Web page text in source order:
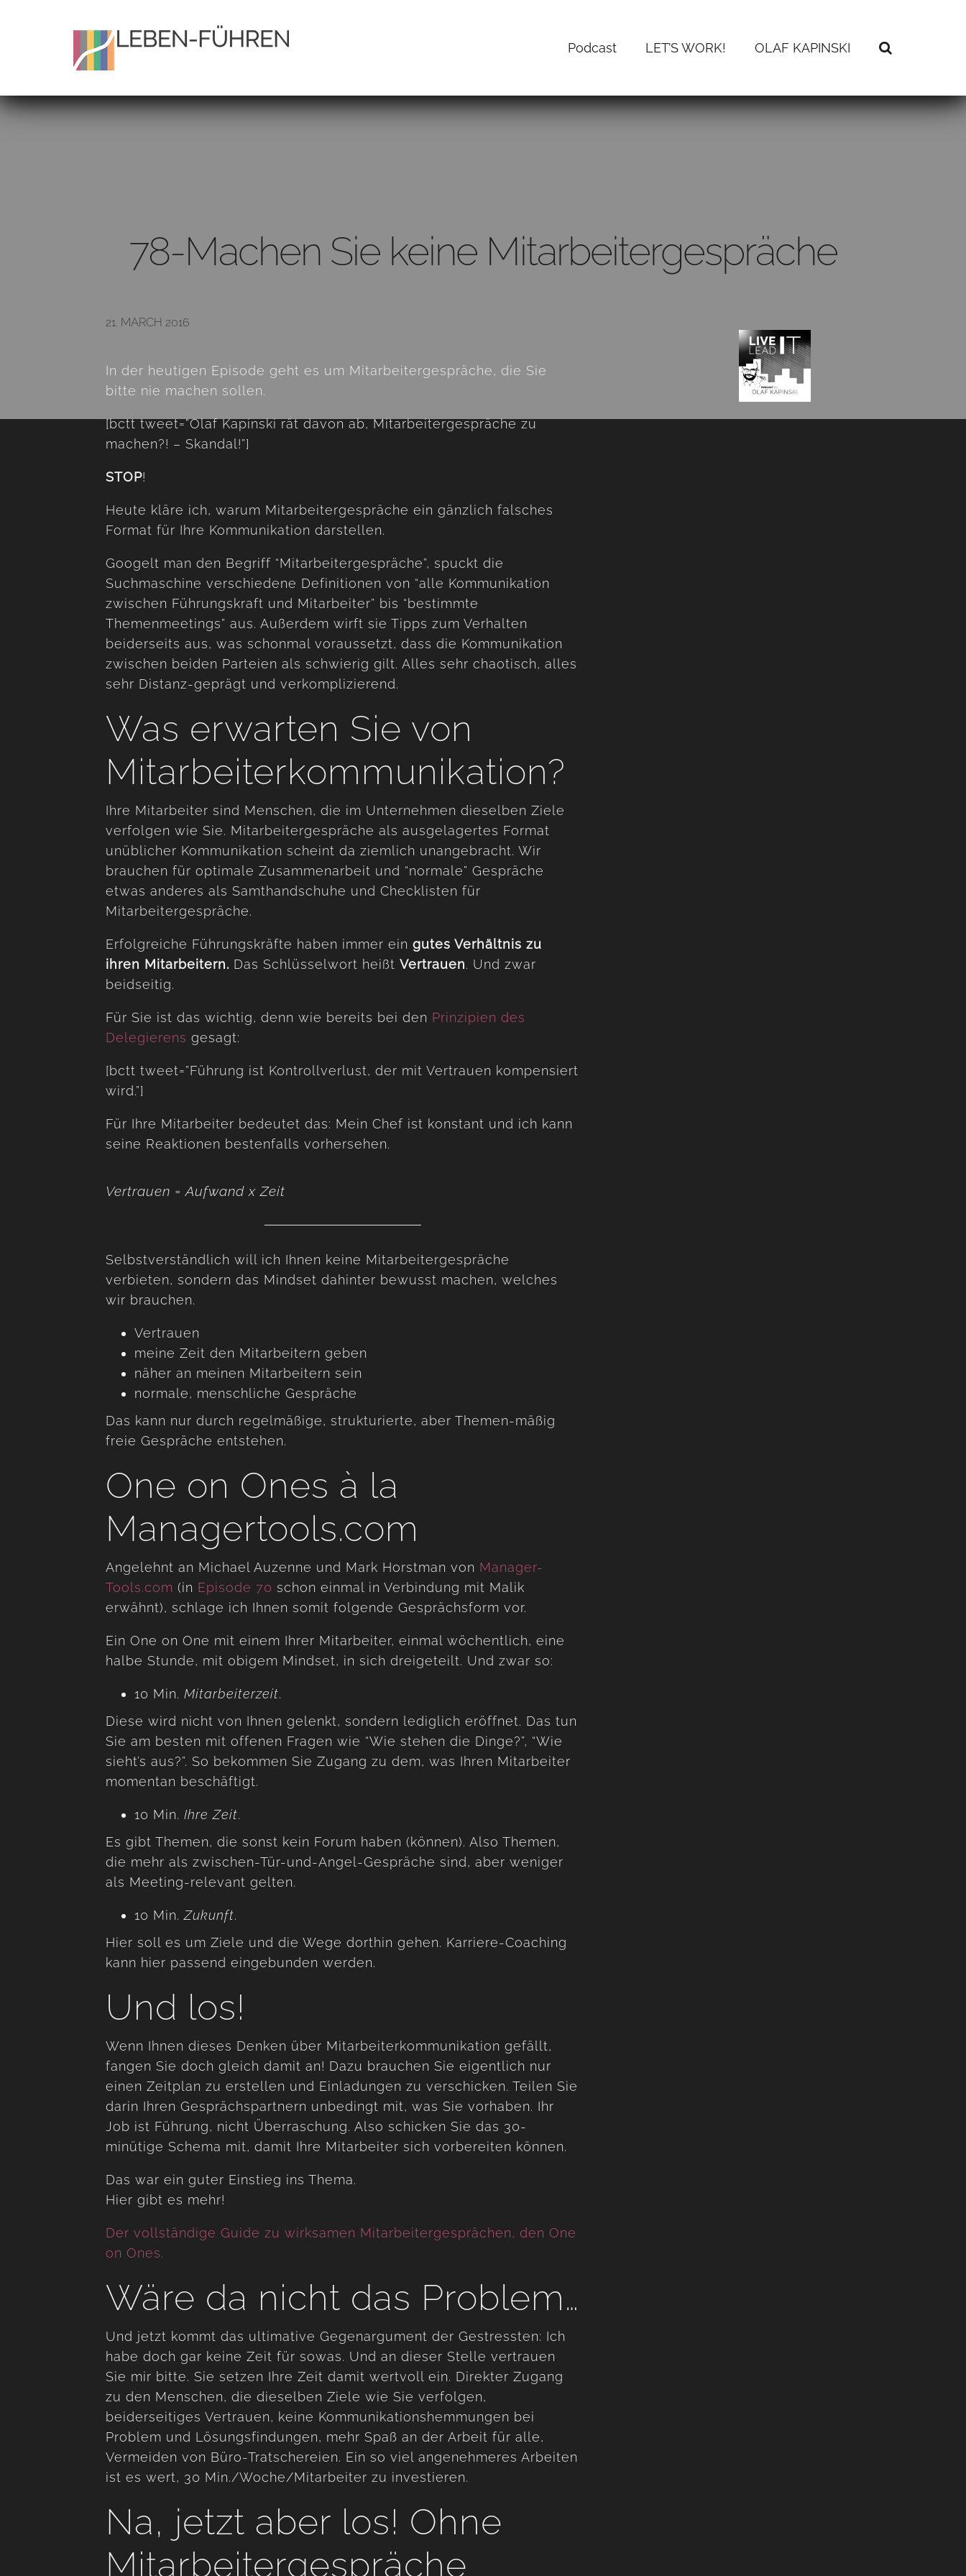
Podcast LET’S WORK! OLAF KAPINSKI
78-Machen Sie keine Mitarbeitergespräche
21. MARCH 2016
In der heutigen Episode geht es um Mitarbeitergespräche, die Sie
bitte nie machen sollen.
[bctt tweet=”Olaf Kapinski rät davon ab, Mitarbeitergespräche zu
machen?! – Skandal!”]
STOP!
Heute kläre ich, warum Mitarbeitergespräche ein gänzlich falsches
Format für Ihre Kommunikation darstellen.
Googelt man den Begriff “Mitarbeitergespräche”, spuckt die
Suchmaschine verschiedene Definitionen von “alle Kommunikation
zwischen Führungskraft und Mitarbeiter” bis “bestimmte
Themenmeetings” aus. Außerdem wirft sie Tipps zum Verhalten
beiderseits aus, was schonmal voraussetzt, dass die Kommunikation
zwischen beiden Parteien als schwierig gilt. Alles sehr chaotisch, alles
sehr Distanz-geprägt und verkomplizierend.
Was erwarten Sie von
Mitarbeiterkommunikation?
Ihre Mitarbeiter sind Menschen, die im Unternehmen dieselben Ziele
verfolgen wie Sie. Mitarbeitergespräche als ausgelagertes Format
unüblicher Kommunikation scheint da ziemlich unangebracht. Wir
brauchen für optimale Zusammenarbeit und “normale” Gespräche
etwas anderes als Samthandschuhe und Checklisten für
Mitarbeitergespräche.
Erfolgreiche Führungskräfte haben immer ein gutes Verhältnis zu
ihren Mitarbeitern. Das Schlüsselwort heißt Vertrauen. Und zwar
beidseitig.
Für Sie ist das wichtig, denn wie bereits bei den Prinzipien des
Delegierens gesagt:
[bctt tweet=”Führung ist Kontrollverlust, der mit Vertrauen kompensiert
wird.”]
Für Ihre Mitarbeiter bedeutet das: Mein Chef ist konstant und ich kann
seine Reaktionen bestenfalls vorhersehen.
Vertrauen = Aufwand x Zeit
Selbstverständlich will ich Ihnen keine Mitarbeitergespräche
verbieten, sondern das Mindset dahinter bewusst machen, welches
wir brauchen.
Vertrauen
meine Zeit den Mitarbeitern geben
näher an meinen Mitarbeitern sein
normale, menschliche Gespräche
Das kann nur durch regelmäßige, strukturierte, aber Themen-mäßig
freie Gespräche entstehen.
One on Ones à la
Managertools.com
Angelehnt an Michael Auzenne und Mark Horstman von Manager-
Tools.com (in Episode 70 schon einmal in Verbindung mit Malik
erwähnt), schlage ich Ihnen somit folgende Gesprächsform vor.
Ein One on One mit einem Ihrer Mitarbeiter, einmal wöchentlich, eine
halbe Stunde, mit obigem Mindset, in sich dreigeteilt. Und zwar so:
10 Min. Mitarbeiterzeit.
Diese wird nicht von Ihnen gelenkt, sondern lediglich eröffnet. Das tun
Sie am besten mit offenen Fragen wie “Wie stehen die Dinge?”, “Wie
sieht’s aus?”. So bekommen Sie Zugang zu dem, was Ihren Mitarbeiter
momentan beschäftigt.
10 Min. Ihre Zeit.
Es gibt Themen, die sonst kein Forum haben (können). Also Themen,
die mehr als zwischen-Tür-und-Angel-Gespräche sind, aber weniger
als Meeting-relevant gelten.
10 Min. Zukunft.
Hier soll es um Ziele und die Wege dorthin gehen. Karriere-Coaching
kann hier passend eingebunden werden.
Und los!
Wenn Ihnen dieses Denken über Mitarbeiterkommunikation gefällt,
fangen Sie doch gleich damit an! Dazu brauchen Sie eigentlich nur
einen Zeitplan zu erstellen und Einladungen zu verschicken. Teilen Sie
darin Ihren Gesprächspartnern unbedingt mit, was Sie vorhaben. Ihr
Job ist Führung, nicht Überraschung. Also schicken Sie das 30-
minütige Schema mit, damit Ihre Mitarbeiter sich vorbereiten können.
Das war ein guter Einstieg ins Thema.
Hier gibt es mehr!
Der vollständige Guide zu wirksamen Mitarbeitergesprächen, den One
on Ones.
Wäre da nicht das Problem…
Und jetzt kommt das ultimative Gegenargument der Gestressten: Ich
habe doch gar keine Zeit für sowas. Und an dieser Stelle vertrauen
Sie mir bitte. Sie setzen Ihre Zeit damit wertvoll ein. Direkter Zugang
zu den Menschen, die dieselben Ziele wie Sie verfolgen,
beiderseitiges Vertrauen, keine Kommunikationshemmungen bei
Problem und Lösungsfindungen, mehr Spaß an der Arbeit für alle,
Vermeiden von Büro-Tratschereien. Ein so viel angenehmeres Arbeiten
ist es wert, 30 Min./Woche/Mitarbeiter zu investieren.
Na, jetzt aber los! Ohne
Mitarbeitergespräche